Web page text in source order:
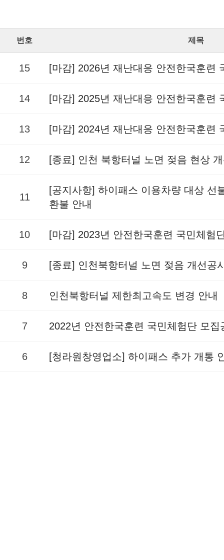
번호 제목
15 [마감] 2026년 재난대응 안전한국훈련
14 [마감] 2025년 재난대응 안전한국훈련
13 [마감] 2024년 재난대응 안전한국훈련
12 [종료] 인천 북항터널 노면 젖음 현상
11
[공지사항] 하이패스 이용차량 대상 선
환불 안내
10 [마감] 2023년 안전한국훈련 국민체험
9 [종료] 인천북항터널 노면 젖음 개선공
8 인천북항터널 제한최고속도 변경 안내
7 2022년 안전한국훈련 국민체험단 모집
6 [청라원창영업소] 하이패스 추가 개통